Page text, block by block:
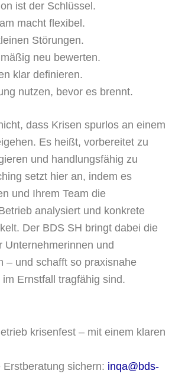
ist der Schlüssel.
macht flexibel.
Störungen.
neu bewerten.
klar definieren.
nutzen, bevor es brennt.
dass Krisen spurlos an einem
Es heißt, vorbereitet zu
und handlungsfähig zu
setzt hier an, indem es
und Ihrem Team die
analysiert und konkrete
Der BDS SH bringt dabei die
Unternehmerinnen und
– und schafft so praxisnahe
Ernstfall tragfähig sind.
krisenfest – mit einem klaren
sichern: inqa@bds-